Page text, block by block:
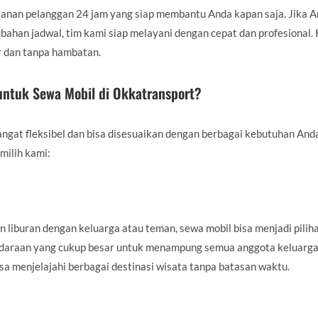
pelanggan 24 jam yang siap membantu Anda kapan saja. Jika
jadwal, tim kami siap melayani dengan cepat dan
tanpa hambatan.
Sewa Mobil di Okkatransport?
fleksibel dan bisa disesuaikan dengan berbagai kebutuhan
kami:
liburan dengan keluarga atau teman, sewa mobil bisa menjadi
yang cukup besar untuk menampung semua anggota
menjelajahi berbagai destinasi wisata tanpa batasan waktu.